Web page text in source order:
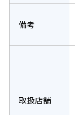
備考
取扱店舗